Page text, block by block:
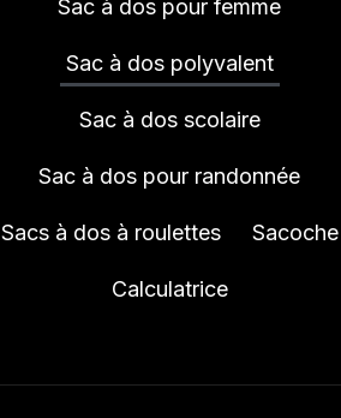
Sac à dos pour femme
Sac à dos polyvalent
Sac à dos scolaire
Sac à dos pour randonnée
Sacs à dos à roulettes Sacoche
Calculatrice